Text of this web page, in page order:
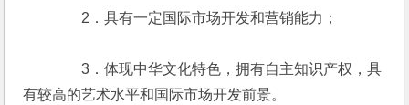
2．具有一定国际市场开发和营销能力；
3．体现中华文化特色，拥有自主知识产权，具
有较高的艺术水平和国际市场开发前景。